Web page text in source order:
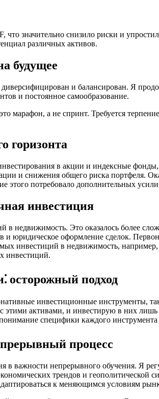
значительно снизило риски и
различных активов.
будущее
и балансирован. Я
и постоянное самообразование.
марафон, а не спринт. Требуется
горизонта
в акции и индексные
и снижения общего риска портфеля.
потребовало дополнительных
инвестиция
в недвижимость. Это оказалось более
и юридическое оформление сделок.
инвестиций в недвижимость,
инвестиций.
осторожный подход
инвестиционные
активами, и инвестирую в них
специфики каждого
процесс
важности непрерывного обучения. Я
трендов и геополитической
к меняющимся условиям